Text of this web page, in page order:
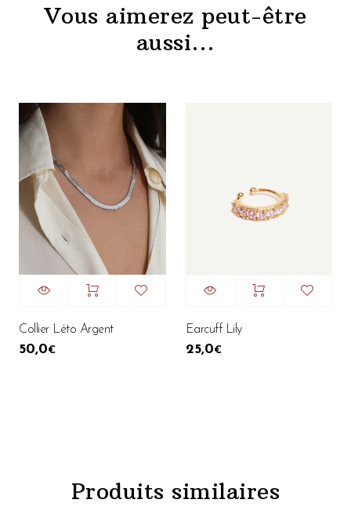
Vous aimerez peut-être
aussi…
Collier Léto Argent
50,0€
Earcuff Lily
25,0€
Produits similaires